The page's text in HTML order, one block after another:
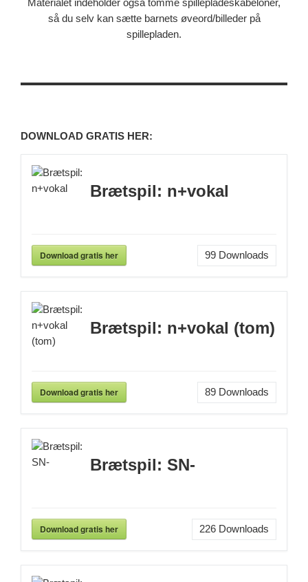
Materialet indeholder også tomme spillepladeskabeloner,
så du selv kan sætte barnets øveord/billeder på
spillepladen.
DOWNLOAD GRATIS HER:
Brætspil: n+vokal
Download gratis her 99Downloads
Brætspil: n+vokal (tom)
Download gratis her 89Downloads
Brætspil: SN-
Download gratis her 226Downloads